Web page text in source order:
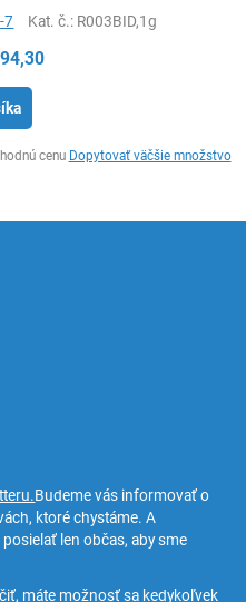
7 Kat. č.: R003BID,1g
cenu Dopytovať väčšie množstvo
Budeme vás informovať o
ktoré chystáme. A
len občas, aby sme
máte možnosť sa kedykoľvek